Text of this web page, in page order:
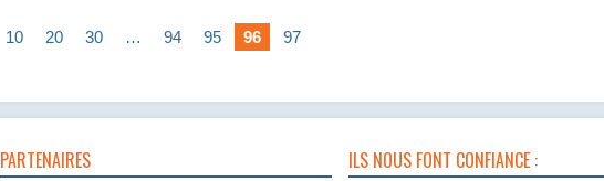
10 20 30 … 94 95 96
97
PARTENAIRES ILS NOUS FONT CONFIANCE :